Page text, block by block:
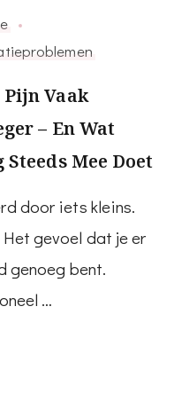
Vaak
– En Wat
Mee Doet
door iets kleins.
gevoel dat je er
genoeg bent.
…